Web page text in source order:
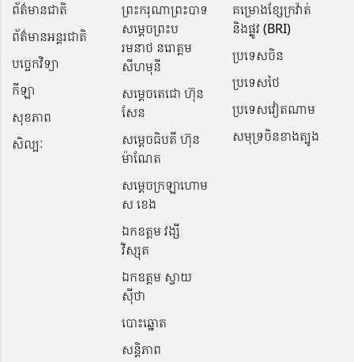
ព័ត៌មានជាតិ
ព័ត៌មានអន្តរជាតិ
បច្ចេកវិទ្យា
កីឡា
សុខភាព
សិល្បៈ
ព្រះករុណាព្រះបាទ
សម្តេចព្រះប
រមនាថ នរោត្តម
សីហមុនី
សម្តេចតេជោ ហ៊ុន
សែន
សម្ដេចធិបតី ហ៊ុន
ម៉ាណែត
សម្ដេចក្រឡាហោម
ស ខេង
ឯកឧត្តម វង្សី
វិស្សុត
ឯកឧត្តម ស្វាយ
ស៊ីថា
បោះឆ្នោត
សន្តិភាព
គម្រោងខ្សែក្រវ៉ាត់
និងផ្លូវ (BRI)
ប្រទេសចិន
ប្រទេសថៃ
ប្រទេសវៀតណាម
សមុទ្រចិនខាងត្បូង